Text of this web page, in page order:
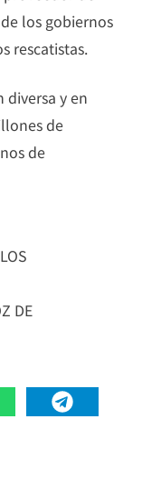
los gobiernos
rescatistas.
diversa y en
de
de
DE